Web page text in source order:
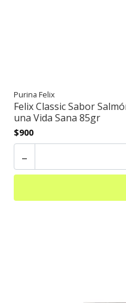
Purina Felix
Felix Classic Sabor
una Vida Sana 85gr
$900
-